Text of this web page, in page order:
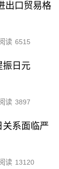
出口贸易格
读 6515
振日元
读 3897
关系面临严
读 13120